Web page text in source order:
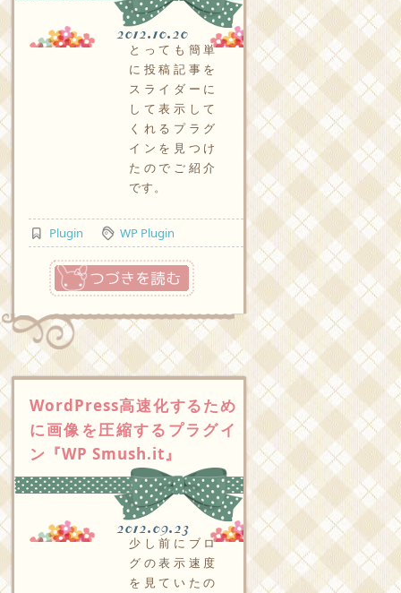
2012.10.20
とっても簡単
に投稿記事を
スライダーに
して表示して
くれるプラグ
インを見つけ
たのでご紹介
です。
Plugin WP Plugin
つづきを読む
WordPress高速化するため
に画像を圧縮するプラグイ
ン『WP Smush.it』
2012.09.23
少し前にブロ
グの表示速度
を見ていたの